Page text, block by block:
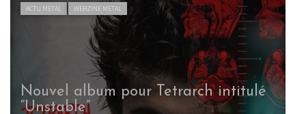
ACTU METAL WEBZINE METAL
Nouvel album pour Tetrarch intitulé
“Unstable”